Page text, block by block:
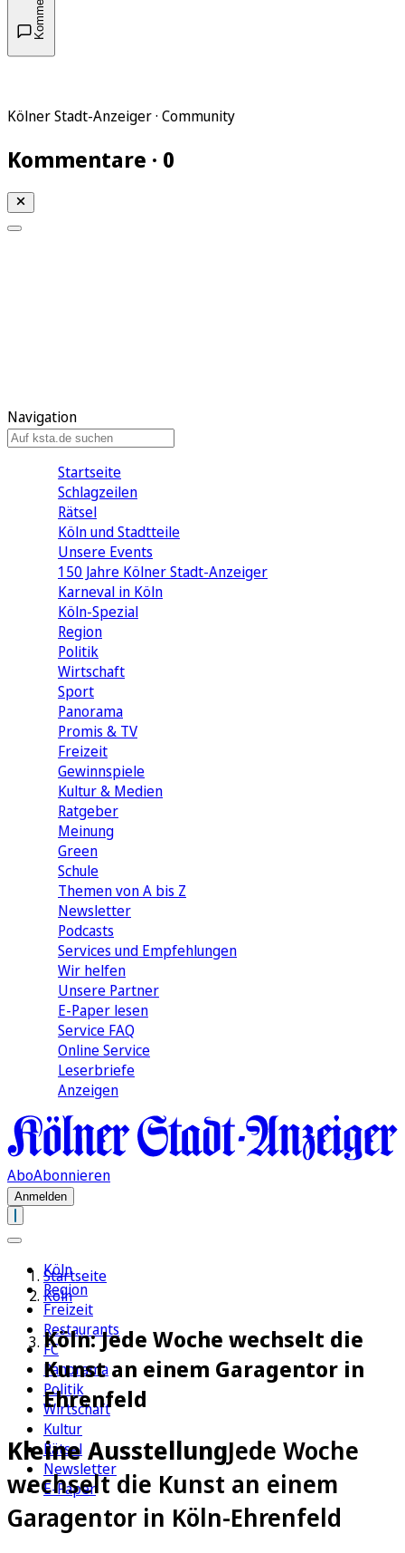
Kölner Stadt-Anzeiger · Community
Kommentare · 0
Navigation
Startseite
Schlagzeilen
Rätsel
Köln und Stadtteile
Unsere Events
150 Jahre Kölner Stadt-Anzeiger
Karneval in Köln
Köln-Spezial
Region
Politik
Wirtschaft
Sport
Panorama
Promis & TV
Freizeit
Gewinnspiele
Kultur & Medien
Ratgeber
Meinung
Green
Schule
Themen von A bis Z
Newsletter
Podcasts
Services und Empfehlungen
Wir helfen
Unsere Partner
E-Paper lesen
Service FAQ
Online Service
Leserbriefe
Anzeigen
AboAbonnieren
Anmelden
Köln
Region
Freizeit
Restaurants
FC
Panorama
Politik
Wirtschaft
Kultur
Rätsel
Newsletter
E-Paper
Startseite
Köln
Köln: Jede Woche wechselt die
Kunst an einem Garagentor in
Ehrenfeld
Kleine AusstellungJede Woche
wechselt die Kunst an einem
Garagentor in Köln-Ehrenfeld